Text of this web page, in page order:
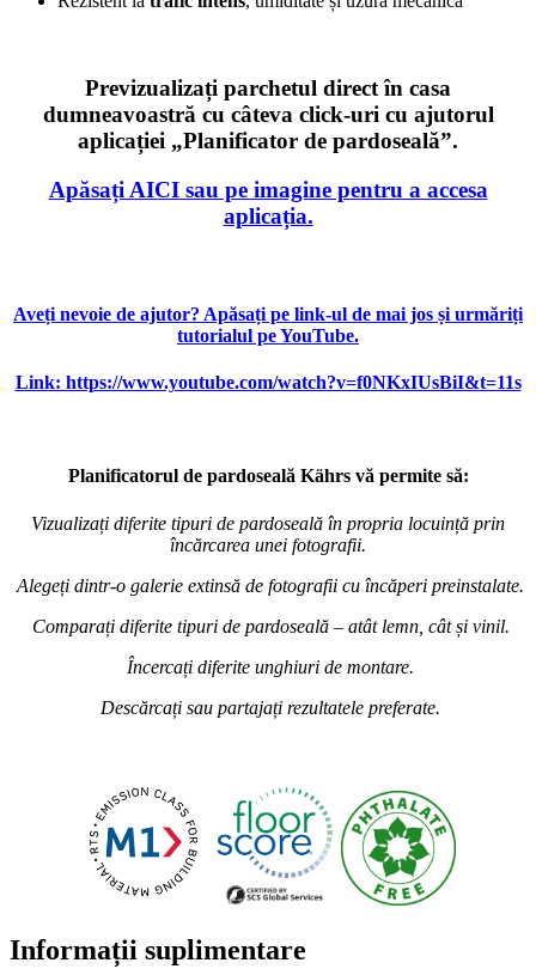
Previzualizați parchetul direct în casa
dumneavoastră cu câteva click-uri cu ajutorul
aplicației „Planificator de pardoseală”.
Apăsați AICI sau pe imagine pentru a accesa
aplicația.
Aveți nevoie de ajutor? Apăsați pe link-ul de mai jos și urmăriți
tutorialul pe YouTube.
Link: https://www.youtube.com/watch?v=f0NKxIUsBiI&t=11s
Planificatorul de pardoseală Kährs vă permite să:
Vizualizați diferite tipuri de pardoseală în propria locuință prin
încărcarea unei fotografii.
Alegeți dintr-o galerie extinsă de fotografii cu încăperi preinstalate.
Comparați diferite tipuri de pardoseală – atât lemn, cât și vinil.
Încercați diferite unghiuri de montare.
Descărcați sau partajați rezultatele preferate.
Informații suplimentare